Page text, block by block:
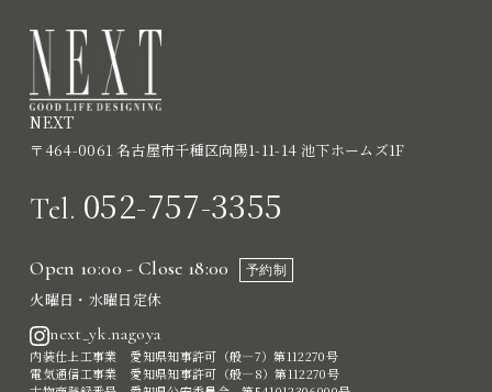
NEXT
〒464-0061 名古屋市千種区向陽1-11-14 池下ホームズ1F
Tel. 052-757-3355
Open 10:00 - Close 18:00 予約制
火曜日・水曜日定休
next_yk.nagoya
内装仕上工事業 愛知県知事許可（般―7）第112270号
電気通信工事業 愛知県知事許可（般―8）第112270号